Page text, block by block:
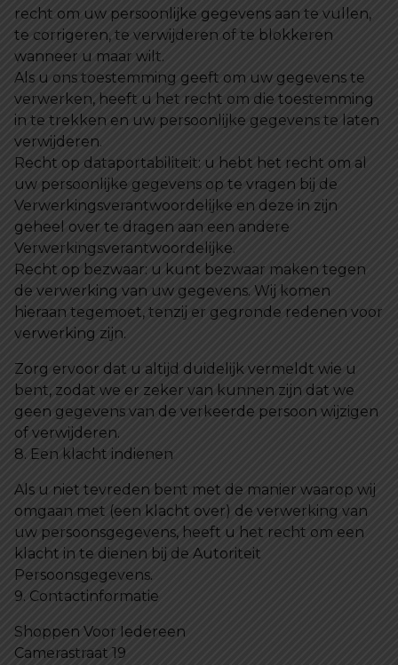
recht om uw persoonlijke gegevens aan te vullen,
te corrigeren, te verwijderen of te blokkeren
wanneer u maar wilt.
Als u ons toestemming geeft om uw gegevens te
verwerken, heeft u het recht om die toestemming
in te trekken en uw persoonlijke gegevens te laten
verwijderen.
Recht op dataportabiliteit: u hebt het recht om al
uw persoonlijke gegevens op te vragen bij de
Verwerkingsverantwoordelijke en deze in zijn
geheel over te dragen aan een andere
Verwerkingsverantwoordelijke.
Recht op bezwaar: u kunt bezwaar maken tegen
de verwerking van uw gegevens. Wij komen
hieraan tegemoet, tenzij er gegronde redenen voor
verwerking zijn.
Zorg ervoor dat u altijd duidelijk vermeldt wie u
bent, zodat we er zeker van kunnen zijn dat we
geen gegevens van de verkeerde persoon wijzigen
of verwijderen.
8. Een klacht indienen
Als u niet tevreden bent met de manier waarop wij
omgaan met (een klacht over) de verwerking van
uw persoonsgegevens, heeft u het recht om een
klacht in te dienen bij de Autoriteit
Persoonsgegevens.
9. Contactinformatie
Shoppen Voor Iedereen
Camerastraat 19